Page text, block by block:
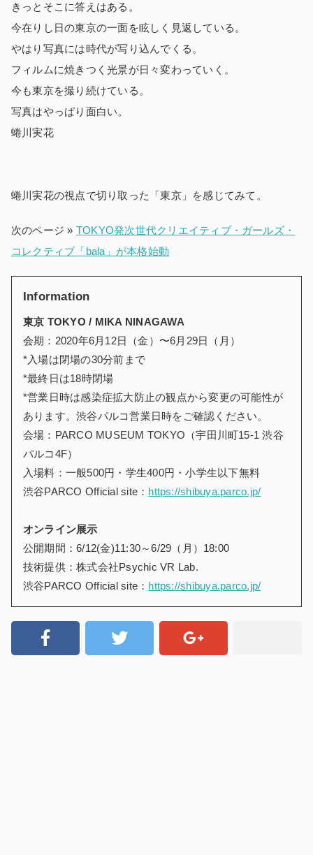
きっとそこに答えはある。
今在りし日の東京の一面を眩しく見返している。
やはり写真には時代が写り込んでくる。
フィルムに焼きつく光景が日々変わっていく。
今も東京を撮り続けている。
写真はやっぱり面白い。
蜷川実花
蜷川実花の視点で切り取った「東京」を感じてみて。
次のページ » TOKYO発次世代クリエイティブ・ガールズ・
コレクティブ「bala」が本格始動
Information
東京 TOKYO / MIKA NINAGAWA
会期：2020年6月12日（金）〜6月29日（月）
*入場は閉場の30分前まで
*最終日は18時閉場
*営業日時は感染症拡大防止の観点から変更の可能性が
あります。渋谷パルコ営業日時をご確認ください。
会場：PARCO MUSEUM TOKYO（宇田川町15-1 渋谷
パルコ4F）
入場料：一般500円・学生400円・小学生以下無料
渋谷PARCO Official site： https://shibuya.parco.jp/
オンライン展示
公開期間：6/12(金)11:30～6/29（月）18:00
技術提供：株式会社Psychic VR Lab.
渋谷PARCO Official site： https://shibuya.parco.jp/